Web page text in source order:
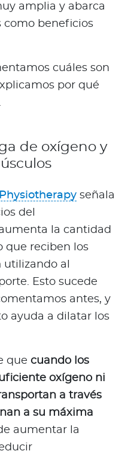
amplia y abarca
como beneficios
cuáles son
por qué
de oxígeno y
señala
del
la cantidad
que reciben los
al
Esto sucede
antes, y
ayuda a dilatar los
que cuando los
oxígeno ni
a través
a su máxima
aumentar la